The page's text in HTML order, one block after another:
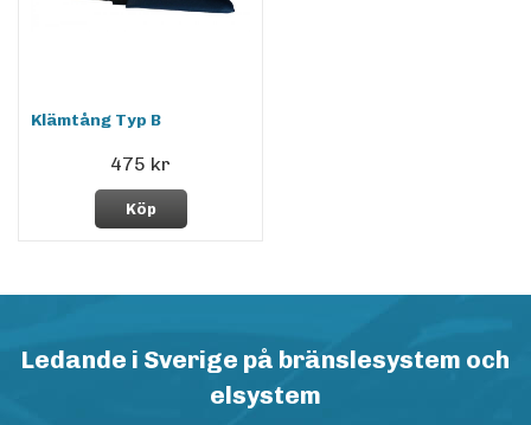
Klämtång Typ B
475 kr
Köp
Ledande i Sverige på bränslesystem och
elsystem